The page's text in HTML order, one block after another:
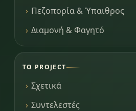
Πεζοπορία & Ύπαιθρος
Διαμονή & Φαγητό
ΤΟ PROJECT
Σχετικά
Συντελεστές